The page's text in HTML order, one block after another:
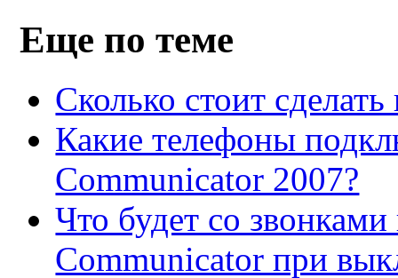
Еще по теме
Сколько стоит
Какие телефоны
Communicator 2007?
Что будет со
Communicator при